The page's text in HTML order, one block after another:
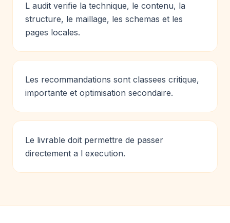
L audit verifie la technique, le contenu, la
structure, le maillage, les schemas et les
pages locales.
Les recommandations sont classees critique,
importante et optimisation secondaire.
Le livrable doit permettre de passer
directement a l execution.